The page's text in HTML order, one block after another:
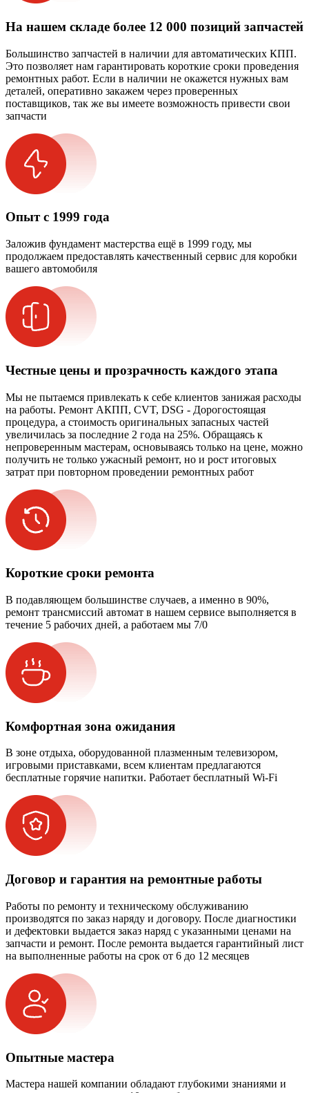
На нашем складе более 12 000 позиций запчастей
Большинство запчастей в наличии для автоматических КПП.
Это позволяет нам гарантировать короткие сроки проведения
ремонтных работ. Если в наличии не окажется нужных вам
деталей, оперативно закажем через проверенных
поставщиков, так же вы имеете возможность привести свои
запчасти
Опыт с 1999 года
Заложив фундамент мастерства ещё в 1999 году, мы
продолжаем предоставлять качественный сервис для коробки
вашего автомобиля
Честные цены и прозрачность каждого этапа
Мы не пытаемся привлекать к себе клиентов занижая расходы
на работы. Ремонт АКПП, CVT, DSG - Дорогостоящая
процедура, а стоимость оригинальных запасных частей
увеличилась за последние 2 года на 25%. Обращаясь к
непроверенным мастерам, основываясь только на цене, можно
получить не только ужасный ремонт, но и рост итоговых
затрат при повторном проведении ремонтных работ
Короткие сроки ремонта
В подавляющем большинстве случаев, а именно в 90%,
ремонт трансмиссий автомат в нашем сервисе выполняется в
течение 5 рабочих дней, а работаем мы 7/0
Комфортная зона ожидания
В зоне отдыха, оборудованной плазменным телевизором,
игровыми приставками, всем клиентам предлагаются
бесплатные горячие напитки. Работает бесплатный Wi-Fi
Договор и гарантия на ремонтные работы
Работы по ремонту и техническому обслуживанию
производятся по заказ наряду и договору. После диагностики
и дефектовки выдается заказ наряд с указанными ценами на
запчасти и ремонт. После ремонта выдается гарантийный лист
на выполненные работы на срок от 6 до 12 месяцев
Опытные мастера
Мастера нашей компании обладают глубокими знаниями и